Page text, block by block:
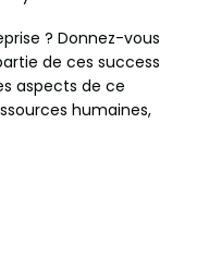
? Donnez-vous
de ces success
aspects de ce
humaines,